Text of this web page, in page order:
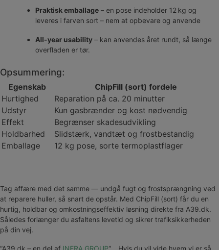
Praktisk emballage – en pose indeholder 12 kg og
leveres i farven sort – nem at opbevare og anvende
All-year usability – kan anvendes året rundt, så længe
overfladen er tør.
Opsummering:
Egenskab
ChipFill (sort) fordele
Hurtighed
Reparation på ca. 20 minutter
Udstyr
Kun gasbrænder og kost nødvendig
Effekt
Begrænser skadesudvikling
Holdbarhed
Slidstærk, vandtæt og frostbestandig
Emballage
12 kg pose, sorte termoplastflager
Tag affære med det samme — undgå fugt og frostsprængning ved
at reparere huller, så snart de opstår. Med ChipFill (sort) får du en
hurtig, holdbar og omkostningseffektiv løsning direkte fra A39.dk.
Således forlænger du asfaltens levetid og sikrer trafiksikkerheden
på din vej.